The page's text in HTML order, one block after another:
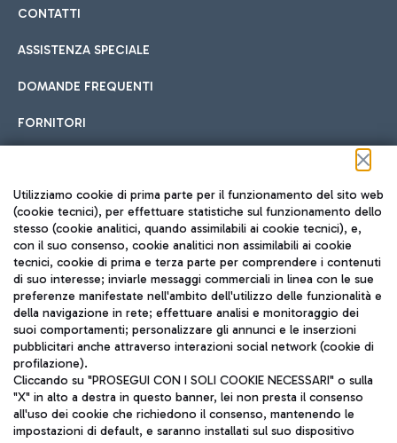
CONTATTI
ASSISTENZA SPECIALE
DOMANDE FREQUENTI
FORNITORI
Seguici sui social
TRAVEL JOURNAL
ITA
Utilizziamo cookie di prima parte per il funzionamento del sito web
(cookie tecnici), per effettuare statistiche sul funzionamento dello
stesso (cookie analitici, quando assimilabili ai cookie tecnici), e,
con il suo consenso, cookie analitici non assimilabili ai cookie
tecnici, cookie di prima e terza parte per comprendere i contenuti
di suo interesse; inviarle messaggi commerciali in linea con le sue
preferenze manifestate nell'ambito dell'utilizzo delle funzionalità e
della navigazione in rete; effettuare analisi e monitoraggio dei
suoi comportamenti; personalizzare gli annunci e le inserzioni
pubblicitari anche attraverso interazioni social network (cookie di
profilazione).
Cliccando su "PROSEGUI CON I SOLI COOKIE NECESSARI" o sulla
"X" in alto a destra in questo banner, lei non presta il consenso
all'uso dei cookie che richiedono il consenso, mantenendo le
impostazioni di default, e saranno installati sul suo dispositivo